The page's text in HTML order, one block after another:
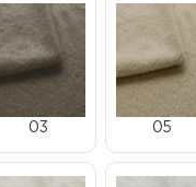
03 05